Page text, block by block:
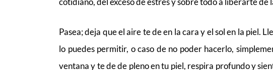
Pasea; deja que el aire te de en la cara y el sol en la piel.
lo puedes permitir, o caso de no poder hacerlo,
ventana y te de de pleno en tu piel, respira profundo y